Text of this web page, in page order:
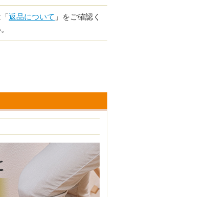
返品について 」をご確認く